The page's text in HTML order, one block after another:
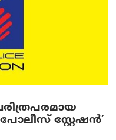
സ്റ്റേഷൻ’